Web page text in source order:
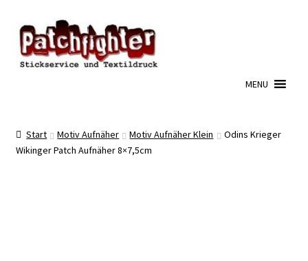
Zur
Navigation
springen
Zum
Inhalt
springen
MENU
Start Motiv Aufnäher Motiv Aufnäher Klein
Odins Krieger
Wikinger Patch Aufnäher 8×7,5cm